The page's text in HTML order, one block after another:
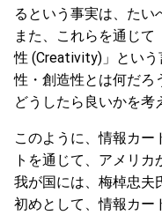
るという事実は、たい
また、これらを通じ
性 (Creativity)」とい
性・創造性とは何だろ
どうしたら良いかを考
このように、情報カー
トを通じて、アメリカ
我が国には、梅棹忠夫
初めとして、情報カー